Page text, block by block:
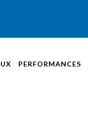
PERFORMANCES